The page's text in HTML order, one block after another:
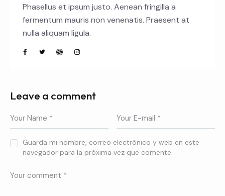
Phasellus et ipsum justo. Aenean fringilla a
fermentum mauris non venenatis. Praesent at
nulla aliquam ligula.
Leave a comment
Guarda mi nombre, correo electrónico y web en este
navegador para la próxima vez que comente.